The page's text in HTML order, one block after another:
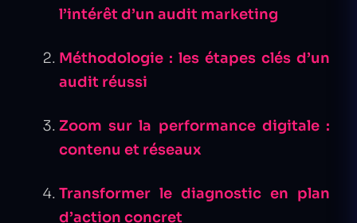
l’intérêt d’un audit marketing
Méthodologie : les étapes clés d’un
audit réussi
Zoom sur la performance digitale :
contenu et réseaux
Transformer le diagnostic en plan
d’action concret